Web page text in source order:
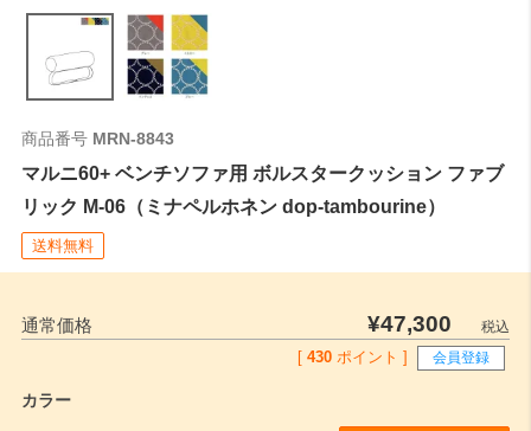
商品番号 MRN-8843
マルニ60+ ベンチソファ用 ボルスタークッション ファブ
リック M-06（ミナペルホネン dop-tambourine）
送料無料
通常価格 ¥47,300
税込
[ 430 ポイント ] 会員登録
カラー